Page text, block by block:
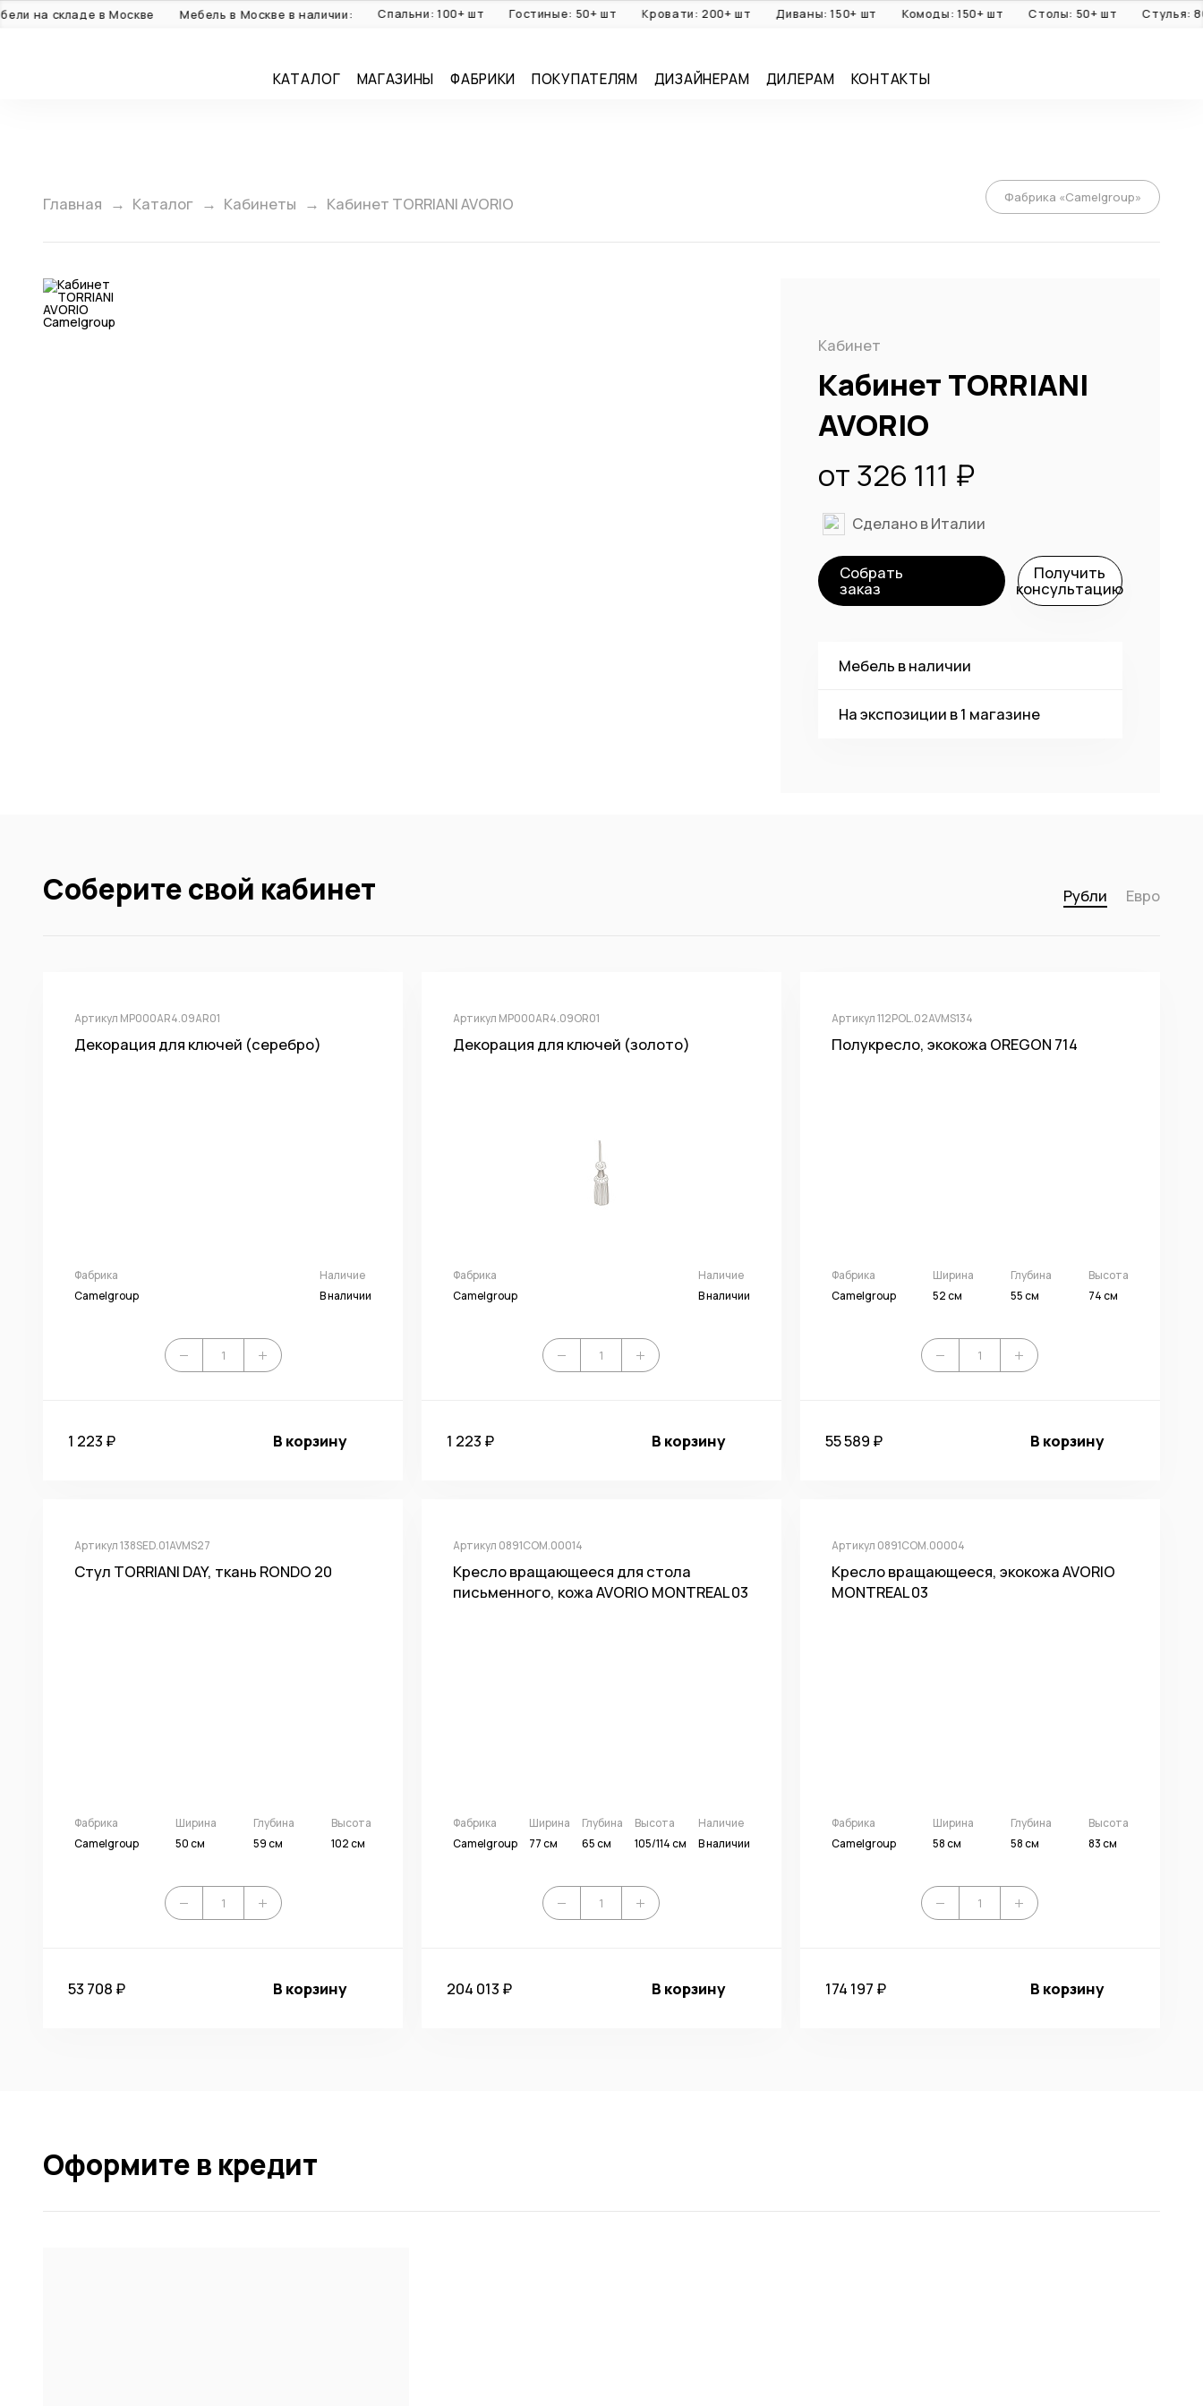
складе в Москве Мебель в Москве в наличии: Спальни: 100+ шт Гостиные: 50+ шт Кровати: 200+ шт Диваны: 150+ шт Комоды: 150+ шт Столы: 50+ шт Стулья: 80+
КАТАЛОГ МАГАЗИНЫ ФАБРИКИ ПОКУПАТЕЛЯМ ДИЗАЙНЕРАМ ДИЛЕРАМ КОНТАКТЫ
Главная Каталог Кабинеты Кабинет TORRIANI AVORIO Фабрика «Camelgroup»
Кабинет
Кабинет TORRIANI
AVORIO
от 326 111 ₽
Сделано в Италии
Собрать
заказ
Получить
консультацию
Мебель в наличии
На экспозиции в1 магазине
Соберите свой кабинет Рубли Евро
Артикул MP000AR4.09AR01
Декорация для ключей (серебро)
Фабрика
Camelgroup
Наличие
В наличии
1 223 ₽ В корзину
Артикул MP000AR4.09OR01
Декорация для ключей (золото)
Фабрика
Camelgroup
Наличие
В наличии
1 223 ₽ В корзину
Артикул 112POL.02AVMS134
Полукресло, экокожа OREGON 714
Фабрика
Camelgroup
Ширина
52 см
Глубина
55 см
Высота
74 см
55 589 ₽ В корзину
Артикул 138SED.01AVMS27
Стул TORRIANI DAY, ткань RONDO 20
Фабрика
Camelgroup
Ширина
50 см
Глубина
59 см
Высота
102 см
53 708 ₽ В корзину
Артикул 0891COM.00014
Кресло вращающееся для стола
письменного, кожа AVORIO MONTREAL 03
Фабрика
Camelgroup
Ширина
77 см
Глубина
65 см
Высота
105/114 см
Наличие
В наличии
204 013 ₽ В корзину
Артикул 0891COM.00004
Кресло вращающееся, экокожа AVORIO
MONTREAL 03
Фабрика
Camelgroup
Ширина
58 см
Глубина
58 см
Высота
83 см
174 197 ₽ В корзину
Оформите в кредит